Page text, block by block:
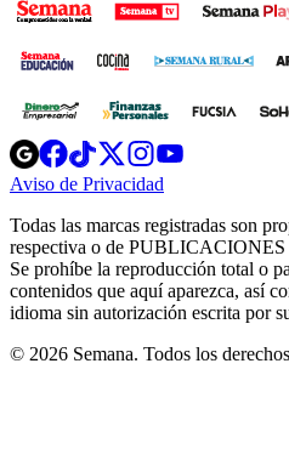
Opens
in
new
Opens
in
new
Opens
in
new
window
Opens
new
windowwindow
Aviso de Privacidad
new
window
Todas las marcas registradas son
respectiva o de
Se prohíbe la reproducción total o
contenidos que aquí aparezca, así
idioma sin autorización escrita por
© 2026 Semana. Todos los